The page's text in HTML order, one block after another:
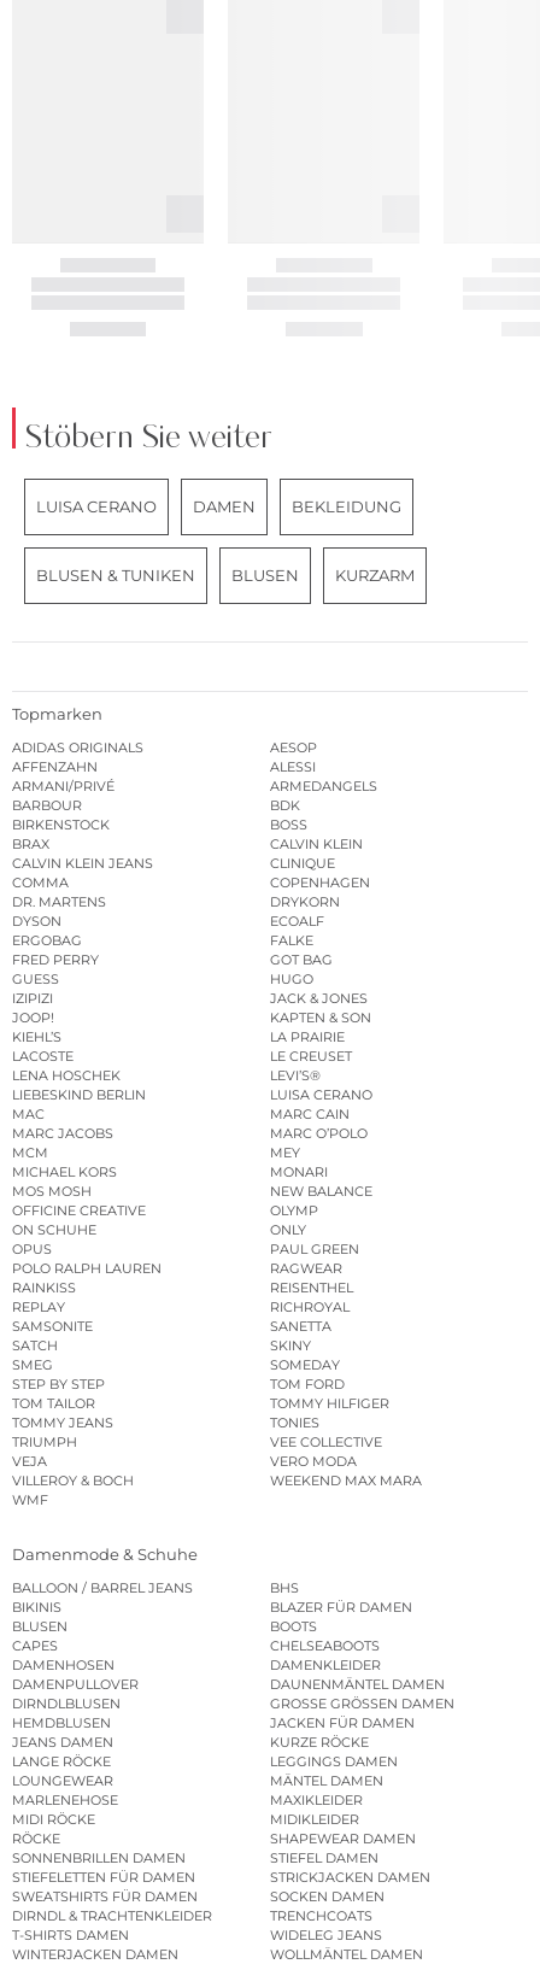
Stöbern Sie weiter
LUISA CERANO DAMEN BEKLEIDUNG
BLUSEN & TUNIKEN BLUSEN KURZARM
Topmarken
ADIDAS ORIGINALS
AESOP
AFFENZAHN
ALESSI
ARMANI/PRIVÉ
ARMEDANGELS
BARBOUR
BDK
BIRKENSTOCK
BOSS
BRAX
CALVIN KLEIN
CALVIN KLEIN JEANS
CLINIQUE
COMMA
COPENHAGEN
DR. MARTENS
DRYKORN
DYSON
ECOALF
ERGOBAG
FALKE
FRED PERRY
GOT BAG
GUESS
HUGO
IZIPIZI
JACK & JONES
JOOP!
KAPTEN & SON
KIEHL’S
LA PRAIRIE
LACOSTE
LE CREUSET
LENA HOSCHEK
LEVI’S®
LIEBESKIND BERLIN
LUISA CERANO
MAC
MARC CAIN
MARC JACOBS
MARC O’POLO
MCM
MEY
MICHAEL KORS
MONARI
MOS MOSH
NEW BALANCE
OFFICINE CREATIVE
OLYMP
ON SCHUHE
ONLY
OPUS
PAUL GREEN
POLO RALPH LAUREN
RAGWEAR
RAINKISS
REISENTHEL
REPLAY
RICHROYAL
SAMSONITE
SANETTA
SATCH
SKINY
SMEG
SOMEDAY
STEP BY STEP
TOM FORD
TOM TAILOR
TOMMY HILFIGER
TOMMY JEANS
TONIES
TRIUMPH
VEE COLLECTIVE
VEJA
VERO MODA
VILLEROY & BOCH
WEEKEND MAX MARA
WMF
Damenmode & Schuhe
BALLOON / BARREL JEANS
BHS
BIKINIS
BLAZER FÜR DAMEN
BLUSEN
BOOTS
CAPES
CHELSEABOOTS
DAMENHOSEN
DAMENKLEIDER
DAMENPULLOVER
DAUNENMÄNTEL DAMEN
DIRNDLBLUSEN
GROSSE GRÖSSEN DAMEN
HEMDBLUSEN
JACKEN FÜR DAMEN
JEANS DAMEN
KURZE RÖCKE
LANGE RÖCKE
LEGGINGS DAMEN
LOUNGEWEAR
MÄNTEL DAMEN
MARLENEHOSE
MAXIKLEIDER
MIDI RÖCKE
MIDIKLEIDER
RÖCKE
SHAPEWEAR DAMEN
SONNENBRILLEN DAMEN
STIEFEL DAMEN
STIEFELETTEN FÜR DAMEN
STRICKJACKEN DAMEN
SWEATSHIRTS FÜR DAMEN
SOCKEN DAMEN
DIRNDL & TRACHTENKLEIDER
TRENCHCOATS
T-SHIRTS DAMEN
WIDELEG JEANS
WINTERJACKEN DAMEN
WOLLMÄNTEL DAMEN